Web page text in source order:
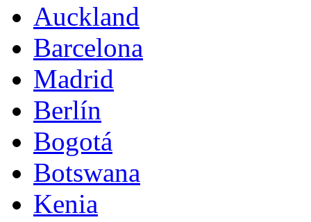
Auckland
Barcelona
Madrid
Berlín
Bogotá
Botswana
Kenia